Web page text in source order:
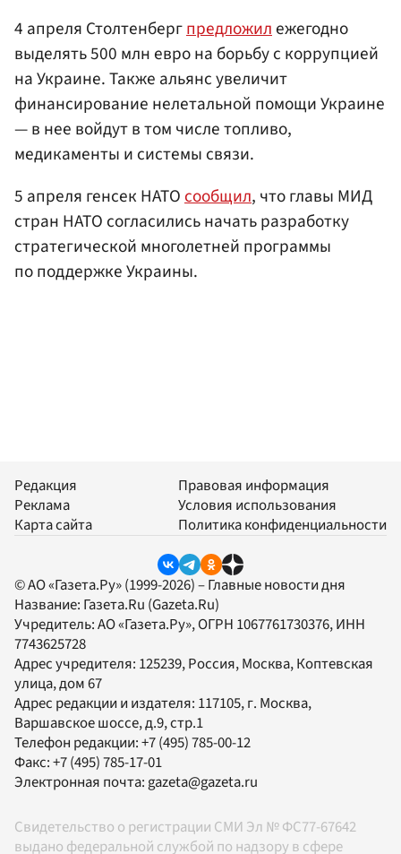
4 апреля Столтенбергпредложилежегодно
выделять 500 млн евро на борьбу с коррупцией
на Украине. Также альянс увеличит
финансирование нелетальной помощи Украине
— в нее войдут в том числе топливо,
медикаменты и системы связи.
5 апреля генсек НАТОсообщил, что главы МИД
стран НАТО согласились начать разработку
стратегической многолетней программы
по поддержке Украины.
Редакция
Реклама
Карта сайта
Правовая информация
Условия использования
Политика конфиденциальности
© АО «Газета.Ру» (1999-2026) – Главные новости дня
Название: Газета.Ru (Gazeta.Ru)
Учредитель:АО «Газета.Ру», ОГРН 1067761730376, ИНН
7743625728
Адрес учредителя: 125239, Россия, Москва, Коптевская
улица, дом 67
Адрес редакции и издателя: 117105, г. Москва,
Варшавское шоссе, д.9, стр.1
Телефон редакции:+7 (495) 785-00-12
Факс:+7 (495) 785-17-01
Электронная почта: gazeta@gazeta.ru
Свидетельство о регистрации СМИ Эл № ФС77-67642
выдано федеральной службой по надзору в сфере